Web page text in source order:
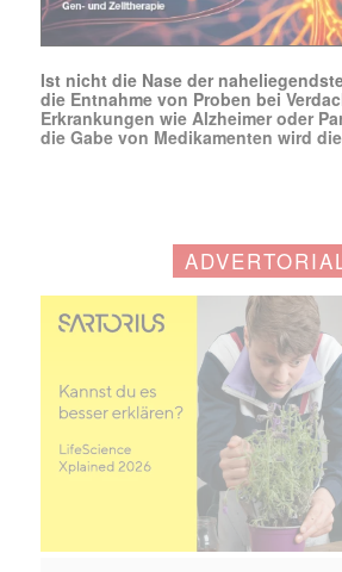
Ist nicht die Nase der
die Entnahme von Proben bei
Erkrankungen wie Alzheimer oder
die Gabe von Medikamenten wird